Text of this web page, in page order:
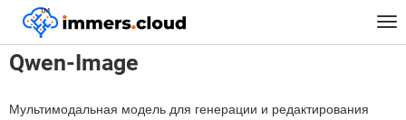
™
Главная Модели Qwen-Image
Qwen-Image
Мультимодальная модель для генерации и редактирования